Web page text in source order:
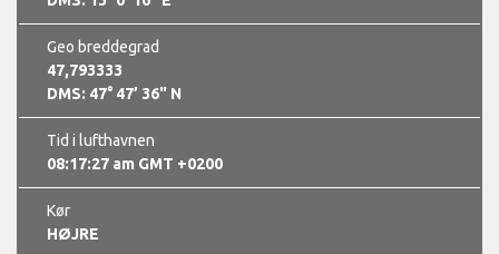
Geo breddegrad
47,793333
DMS: 47° 47’ 36" N
Tid i lufthavnen
08:17:28 am GMT +0200
Kør
HØJRE